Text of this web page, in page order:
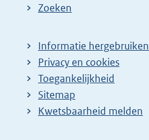
Zoeken
Informatie hergebruiken
Privacy en cookies
Toegankelijkheid
Sitemap
E
Kwetsbaarheid melden